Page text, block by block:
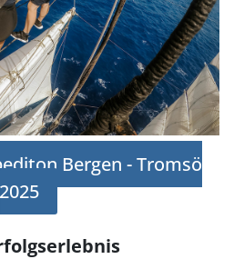
Bergen - Tromsö